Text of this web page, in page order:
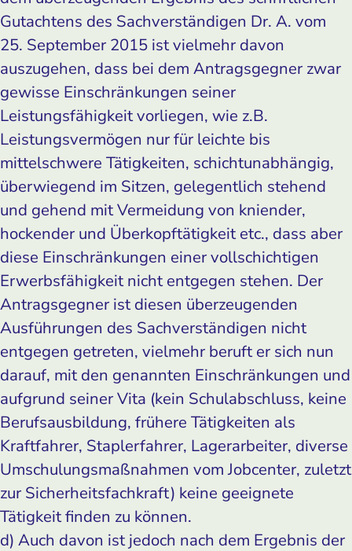
Gutachtens des Sachverständigen Dr. A. vom
25. September 2015 ist vielmehr davon
auszugehen, dass bei dem Antragsgegner zwar
gewisse Einschränkungen seiner
Leistungsfähigkeit vorliegen, wie z.B.
Leistungsvermögen nur für leichte bis
mittelschwere Tätigkeiten, schichtunabhängig,
überwiegend im Sitzen, gelegentlich stehend
und gehend mit Vermeidung von kniender,
hockender und Überkopftätigkeit etc., dass aber
diese Einschränkungen einer vollschichtigen
Erwerbsfähigkeit nicht entgegen stehen. Der
Antragsgegner ist diesen überzeugenden
Ausführungen des Sachverständigen nicht
entgegen getreten, vielmehr beruft er sich nun
darauf, mit den genannten Einschränkungen und
aufgrund seiner Vita (kein Schulabschluss, keine
Berufsausbildung, frühere Tätigkeiten als
Kraftfahrer, Staplerfahrer, Lagerarbeiter, diverse
Umschulungsmaßnahmen vom Jobcenter, zuletzt
zur Sicherheitsfachkraft) keine geeignete
Tätigkeit finden zu können.
d) Auch davon ist jedoch nach dem Ergebnis der